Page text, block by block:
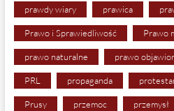
prawdy wiary prawica
Prawo i Sprawiedliwość Prawo
prawo naturalne prawo
PRL propaganda
Prusy przemoc przemysł